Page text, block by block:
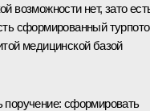
возможности нет, зато
сформированный
медицинской базой
поручение: сформировать